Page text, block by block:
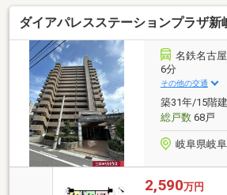
暖房乾燥機」のある浴室・リビ
「床暖房」が設置されています。
に配慮した「複層ガラス」・指
出しておけば管理員が回収して
サービス）・Ucom光によるイン
（全戸一括加入）
ダイアパレスステーションプラザ新
名鉄名古
6分
その他の交通
築31年/15階建
総戸数68戸
岐阜県岐
2,590万円